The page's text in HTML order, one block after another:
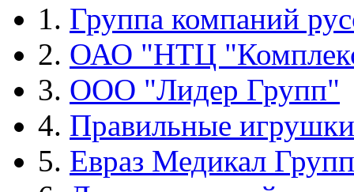
1. Группа компаний
2. ОАО "НТЦ
3. ООО "Лидер Групп"
4. Правильные игрушки
5. Евраз Медикал Групп